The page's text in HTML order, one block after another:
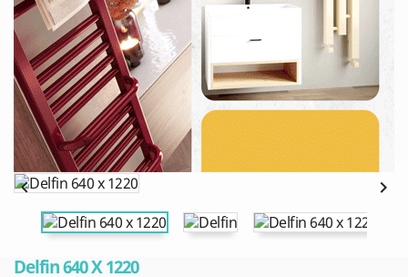
 
Delfin 640 X 1220